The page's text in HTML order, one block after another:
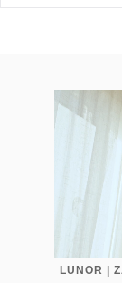
LUNOR |